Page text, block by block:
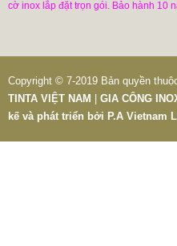
cờ inox lắp đặt trọn gói. Bảo hành 10
Copyright © 7-2019 Bản quyền
TINTA VIỆT NAM
GIA CÔNG
kế và phát triển bởi P.A Vietnam